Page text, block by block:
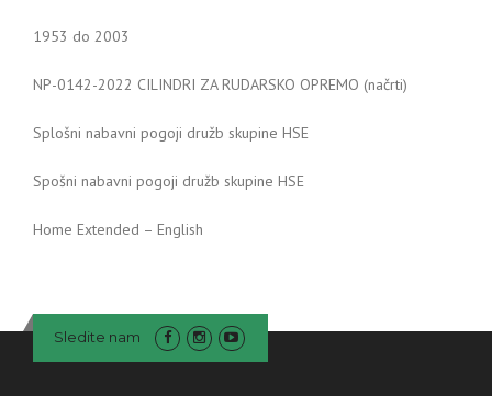
1953 do 2003
NP-0142-2022 CILINDRI ZA RUDARSKO OPREMO (načrti)
Splošni nabavni pogoji družb skupine HSE
Spošni nabavni pogoji družb skupine HSE
Home Extended – English
Sledite nam